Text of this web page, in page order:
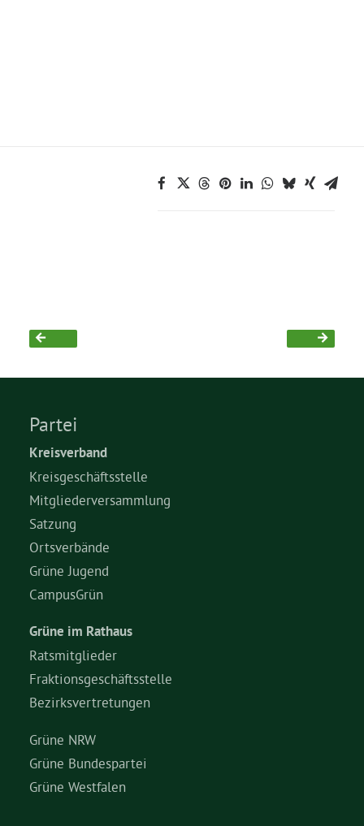
Kommunalpolitik
Engagement-Sprechstunde
Grüne Jugend
CampusGrün
Aktuelles
Termine
Kontakt
Partei
Kreisverband
Kreisgeschäftsstelle
Mitgliederversammlung
Satzung
Ortsverbände
Grüne Jugend
CampusGrün
Grüne im Rathaus
Ratsmitglieder
Fraktionsgeschäftsstelle
Bezirksvertretungen
Grüne NRW
Grüne Bundespartei
Grüne Westfalen